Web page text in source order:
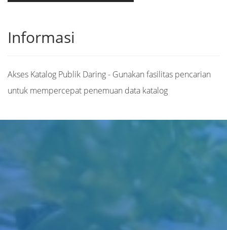
Informasi
Akses Katalog Publik Daring - Gunakan fasilitas pencarian
untuk mempercepat penemuan data katalog